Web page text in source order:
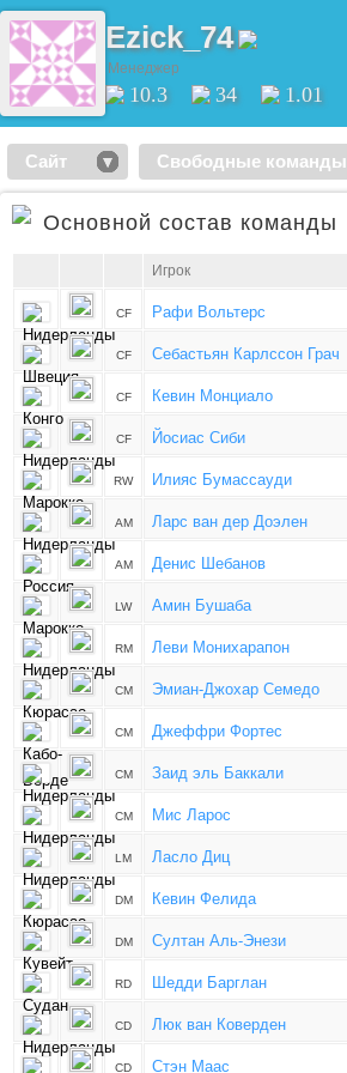
Ezick_74
Менеджер
10.3 34 1.01
Сайт Свободные команды
Основной состав команды
Игрок
CF Рафи Вольтерс
CF Себастьян Карлссон Грач
CF Кевин Монциало
CF Йосиас Сиби
RW Илияс Бумассауди
AM Ларс ван дер Доэлен
AM Денис Шебанов
LW Амин Бушаба
RM Леви Монихарапон
CM Эмиан-Джохар Семедо
CM Джеффри Фортес
CM Заид эль Баккали
CM Мис Ларос
LM Ласло Диц
DM Кевин Фелида
DM Султан Аль-Энези
RD Шедди Барглан
CD Люк ван Коверден
CD Стэн Маас